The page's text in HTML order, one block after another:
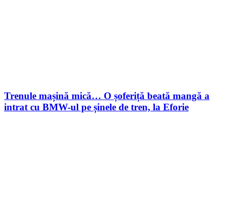
Trenule mașină mică… O șoferiță beată mangă a
intrat cu BMW-ul pe șinele de tren, la Eforie